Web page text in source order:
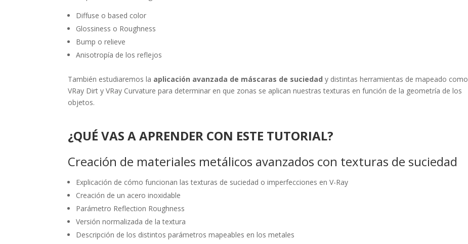
Diffuse o based color
Glossiness o Roughness
Bump o relieve
Anisotropía de los reflejos
También estudiaremos la aplicación avanzada de máscaras de suciedad y distintas herramientas de mapeado como
VRay Dirt y VRay Curvature para determinar en que zonas se aplican nuestras texturas en función de la geometría de los
objetos.
¿QUÉ VAS A APRENDER CON ESTE TUTORIAL?
Creación de materiales metálicos avanzados con texturas de suciedad
Explicación de cómo funcionan las texturas de suciedad o imperfecciones en V-Ray
Creación de un acero inoxidable
Parámetro Reflection Roughness
Versión normalizada de la textura
Descripción de los distintos parámetros mapeables en los metales